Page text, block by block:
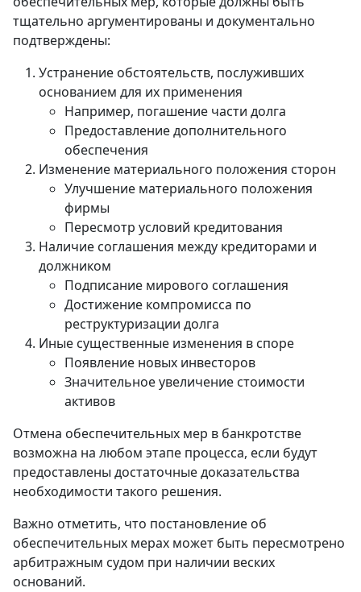
тщательно аргументированы и документально
подтверждены:
Устранение обстоятельств, послуживших
основанием для их применения
Например, погашение части долга
Предоставление дополнительного
обеспечения
Изменение материального положения сторон
Улучшение материального положения
фирмы
Пересмотр условий кредитования
Наличие соглашения между кредиторами и
должником
Подписание мирового соглашения
Достижение компромисса по
реструктуризации долга
Иные существенные изменения в споре
Появление новых инвесторов
Значительное увеличение стоимости
активов
Отмена обеспечительных мер в банкротстве
возможна на любом этапе процесса, если будут
предоставлены достаточные доказательства
необходимости такого решения.
Важно отметить, что постановление об
обеспечительных мерах может быть пересмотрено
арбитражным судом при наличии веских
оснований.